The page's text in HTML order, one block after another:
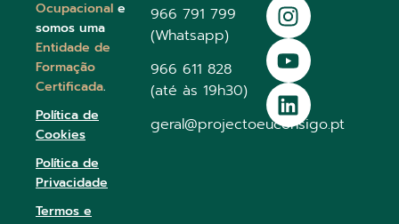
Ocupacional e
somos uma
Entidade de
Formação
Certificada.
Política de
Cookies
Política de
Privacidade
Termos e
966 791 799
(Whatsapp)
966 611 828
(até às 19h30)
geral@projectoeuconsigo.pt